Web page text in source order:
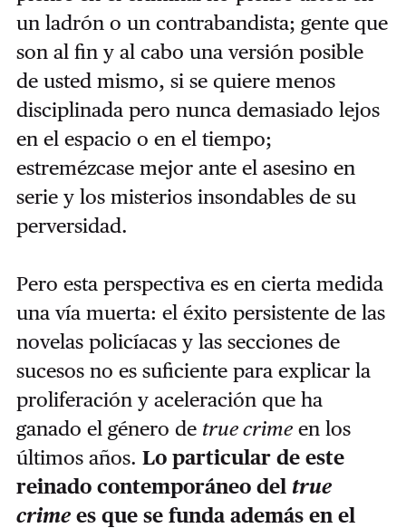
un ladrón o un contrabandista; gente que
son al fin y al cabo una versión posible
de usted mismo, si se quiere menos
disciplinada pero nunca demasiado lejos
en el espacio o en el tiempo;
estremézcase mejor ante el asesino en
serie y los misterios insondables de su
perversidad.
Pero esta perspectiva es en cierta medida
una vía muerta: el éxito persistente de las
novelas policíacas y las secciones de
sucesos no es suficiente para explicar la
proliferación y aceleración que ha
ganado el género de true crimeen los
últimos años. Lo particular de este
reinado contemporáneo del true
crimees que se funda además en el